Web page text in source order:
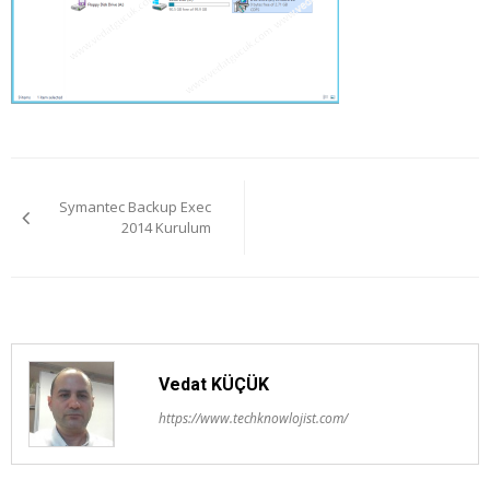
gezinmesi
Symantec Backup Exec
2014 Kurulum
Vedat KÜÇÜK
https://www.techknowlojist.com/